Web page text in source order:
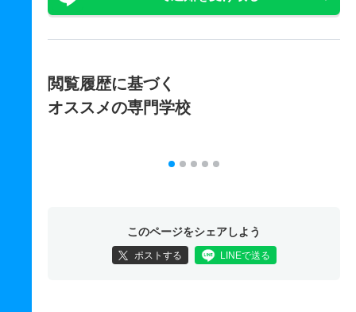
閲覧履歴に基づく
オススメの専門学校
このページをシェアしよう
ポストする LINEで送る